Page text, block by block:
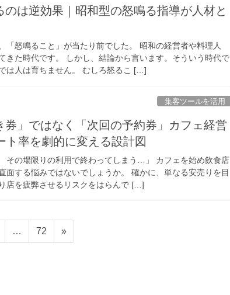
は逆効果｜昭和型の怒鳴る指導が人材と
「怒鳴ること」が当たり前でした。 昭和の経営者や料理人
きた時代です。 しかし、結論から言います。そういう時代で
は人は育ちません。 むしろ怒るこ […]
集客ツールを活用
券」ではなく「次回の予約券」カフェ経営
ト率を劇的に変える設計図
その場限りの利用で終わってしまう…」 カフェを始め飲食店
面する悩みではないでしょうか。 確かに、単なる安売りを目
店を疲弊させるリスクをはらんで […]
…
固
定
72 »